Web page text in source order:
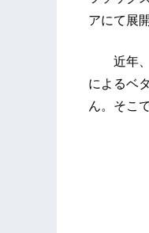
アにて展
近年、
によるベ
ん。そこ